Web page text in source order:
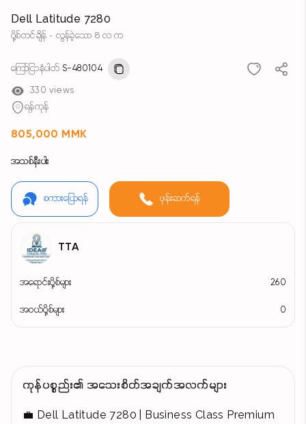
Dell Latitude 7280
ပို့စ်တင်ချိန် - လွန်ခဲ့သော 8 လ က
ကြော်ငြာနံပါတ် S-480104
330 views
ရန်ကုန်
805,000 MMK
အသစ်နီးပါး
စကားပြောရန် ဖုန်းဆက်ရန်
TTA
အရောင်းပို့စ်များ 260
အဝယ်ပို့စ်များ 0
ကုန်ပစ္စည်း၏ အသေးစိတ်အချက်အလက်များ
💼 Dell Latitude 7280 | Business Class Premium